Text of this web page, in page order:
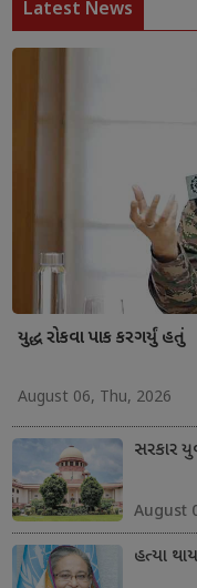
Latest News
યુદ્ધ રોકવા પાક કરગર્યું હતું
August 06, Thu, 2026
સરકાર
August
હત્યા